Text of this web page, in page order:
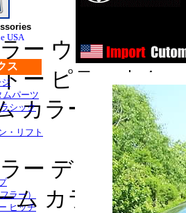
■クライスラー：３０
・３００Ｍ_クローム
セブリング_クロー
デュランゴ_クローム
・チャージャー_ク
ステンレス
USA
ス
ムパーツ
シック
・リフト
ラー）
ヒッチ
ー ウィンドゥ
ー ピラー｜ク
カラー ドア サ
ー デッキ トリ
ム カラー ライ